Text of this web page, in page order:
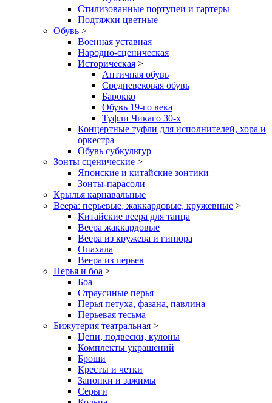
Стилизованные портупеи и гартеры
Подтяжки цветные
Обувь >
Военная уставная
Народно-сценическая
Историческая >
Античная обувь
Средневековая обувь
Барокко
Обувь 19-го века
Туфли Чикаго 30-х
Концертные туфли для исполнителей, хора и
оркестра
Обувь субкультур
Зонты сценические >
Японские и китайские зонтики
Зонты-парасоли
Крылья карнавальные
Веера: перьевые, жаккардовые, кружевные >
Китайские веера для танца
Веера жаккардовые
Веера из кружева и гипюра
Опахала
Веера из перьев
Перья и боа >
Боа
Страусиные перья
Перья петуха, фазана, павлина
Перьевая тесьма
Бижутерия театральная >
Цепи, подвески, кулоны
Комплекты украшений
Броши
Кресты и четки
Запонки и зажимы
Серьги